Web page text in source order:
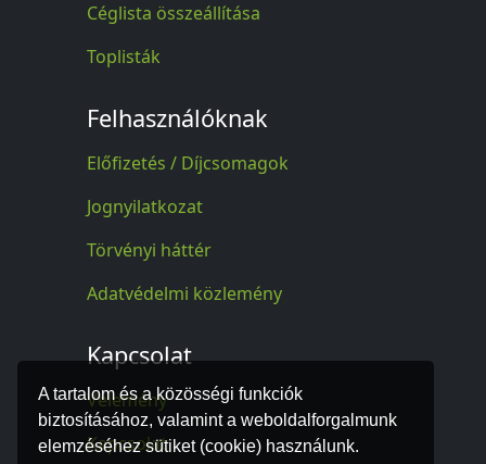
A tartalom és a közösségi funkciók
biztosításához, valamint a weboldalforgalmunk
elemzéséhez sütiket (cookie) használunk.
Céglista összeállítása
Toplisták
Felhasználóknak
Előfizetés / Díjcsomagok
Jognyilatkozat
Törvényi háttér
Adatvédelmi közlemény
Kapcsolat
Vélemény
Kapcsolat